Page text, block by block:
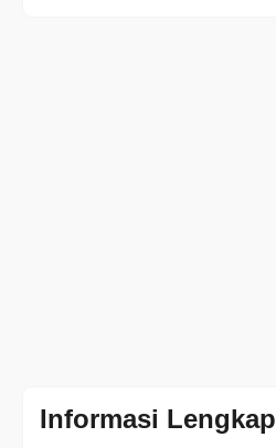
Informasi Lengkap